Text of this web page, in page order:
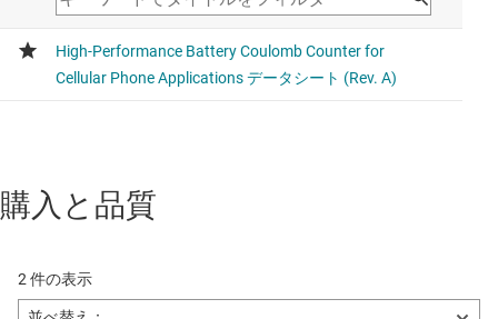
購入と品質